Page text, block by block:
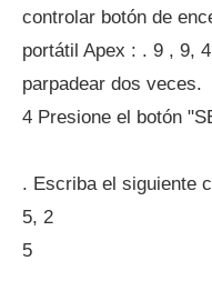
controlar botón de
portátil Apex : . 9 , 9,
parpadear dos veces.
4 Presione el botón
. Escriba el siguiente
5, 2
5